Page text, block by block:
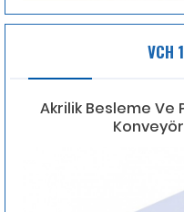
VCH
Akrilik Besleme Ve